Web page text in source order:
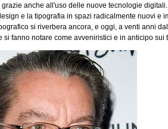
anche all'uso delle nuove tecnologie digitali.
e la tipografia in spazi radicalmente nuovi e
si riverbera ancora, e oggi, a venti anni
fanno notare come avveniristici e in anticipo sui